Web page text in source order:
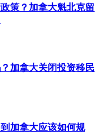
策？加拿大魁北克留
加拿大关闭投资移民
加拿大应该如何规